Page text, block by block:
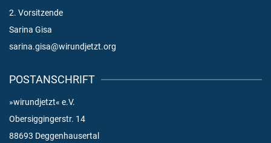
2. Vorsitzende
Sarina Gisa
sarina.gisa@wirundjetzt.org
POSTANSCHRIFT
»wirundjetzt« e.V.
Obersiggingerstr. 14
88693 Deggenhausertal